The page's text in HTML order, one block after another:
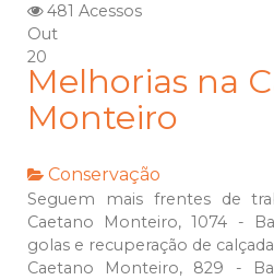
481 Acessos
Out
20
Melhorias na
Monteiro
Conservação
Seguem mais frentes de
Caetano Monteiro, 1074 -
golas e recuperação de
Caetano Monteiro, 829 -